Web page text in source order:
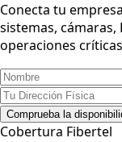
Conecta tu
sistemas, cámaras,
operaciones
Comprueba la
Cobertura Fibertel